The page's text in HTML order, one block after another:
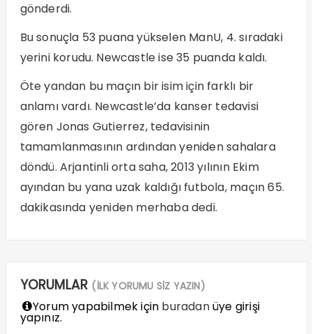
gönderdi.
Bu sonuçla 53 puana yükselen ManU, 4. sıradaki
yerini korudu. Newcastle ise 35 puanda kaldı.
Öte yandan bu maçın bir isim için farklı bir
anlamı vardı. Newcastle’da kanser tedavisi
gören Jonas Gutierrez, tedavisinin
tamamlanmasının ardından yeniden sahalara
döndü. Arjantinli orta saha, 2013 yılının Ekim
ayından bu yana uzak kaldığı futbola, maçın 65.
dakikasında yeniden merhaba dedi.
YORUMLAR (İLK YORUMU SİZ YAZIN)
Yorum yapabilmek için buradanüye girişi
yapınız.